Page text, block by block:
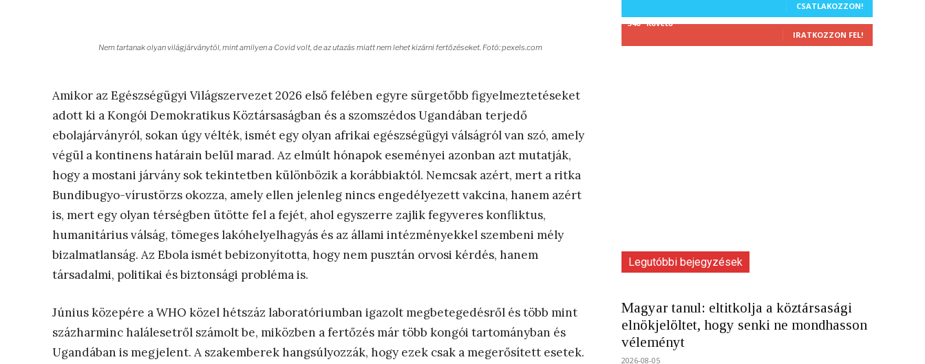
Nem tartanak olyan világjárványtól, mint amilyen a Covid volt, de az utazás miatt nem lehet kizárni fertőzéseket. Fotó: pexels.com
Amikor az Egészségügyi Világszervezet 2026 első felében egyre sürgetőbb figyelmeztetéseket
adott ki a Kongói Demokratikus Köztársaságban és a szomszédos Ugandában terjedő
ebolajárványról, sokan úgy vélték, ismét egy olyan afrikai egészségügyi válságról van szó, amely
végül a kontinens határain belül marad. Az elmúlt hónapok eseményei azonban azt mutatják,
hogy a mostani járvány sok tekintetben különbözik a korábbiaktól. Nemcsak azért, mert a ritka
Bundibugyo-vírustörzs okozza, amely ellen jelenleg nincs engedélyezett vakcina, hanem azért
is, mert egy olyan térségben ütötte fel a fejét, ahol egyszerre zajlik fegyveres konfliktus,
humanitárius válság, tömeges lakóhelyelhagyás és az állami intézményekkel szembeni mély
bizalmatlanság. Az Ebola ismét bebizonyította, hogy nem pusztán orvosi kérdés, hanem
társadalmi, politikai és biztonsági probléma is.
Június közepére a WHO közel hétszáz laboratóriumban igazolt megbetegedésről és több mint
százharminc halálesetről számolt be, miközben a fertőzés már több kongói tartományban és
Ugandában is megjelent. A szakemberek hangsúlyozzák, hogy ezek csak a megerősített esetek.
CSATLAKOZZON!
340 Követő
IRATKOZZON FEL!
Legutóbbi bejegyzések
Magyar tanul: eltitkolja a köztársasági
elnökjelöltet, hogy senki ne mondhasson
véleményt
2026-08-05